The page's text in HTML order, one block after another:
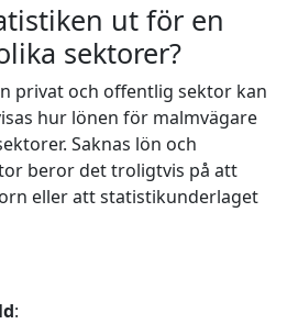
ut för en
sektorer?
privat och offentlig sektor kan
hur lönen för malmvägare
Saknas lön och
beror det troligtvis på att
eller att statistikunderlaget
: